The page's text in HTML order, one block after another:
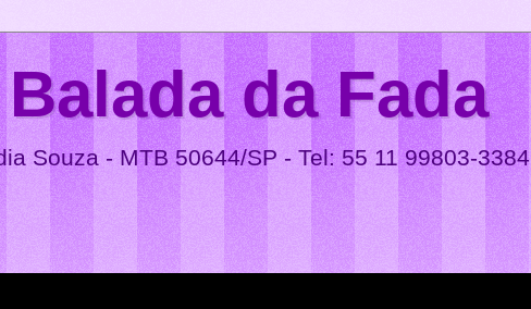
da Fada
Souza - MTB 50644/SP - Tel: 55 11 99803-3384